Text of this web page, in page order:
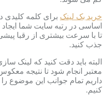
خرید بک لینک برای کلمه کلیدی
اساسی در رتبه سایت شما
تا با سرعت بیشتری از رقبا
جذب کنید.
البته باید دقت کنید که لینک
معتبر انجام شود تا نتیجه
داریم تمام جوانب این موضوع
کنیم.